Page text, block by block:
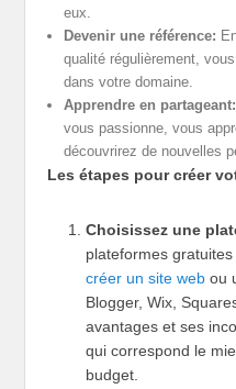
eux.
Devenir une référence:
qualité régulièrement,
dans votre domaine.
Apprendre en partageant:
vous passionne, vous
découvrirez de nouvelles
Les étapes pour créer
Choisissez une
plateformes
créer un site web ou
Blogger, Wix,
avantages et ses
qui correspond le
budget.